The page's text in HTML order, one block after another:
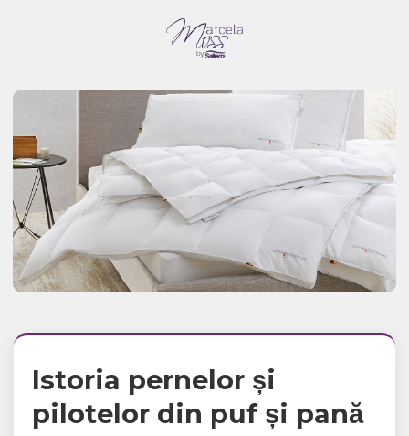
Istoria pernelor și
pilotelor din puf și pană